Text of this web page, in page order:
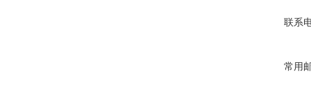
联系
常用